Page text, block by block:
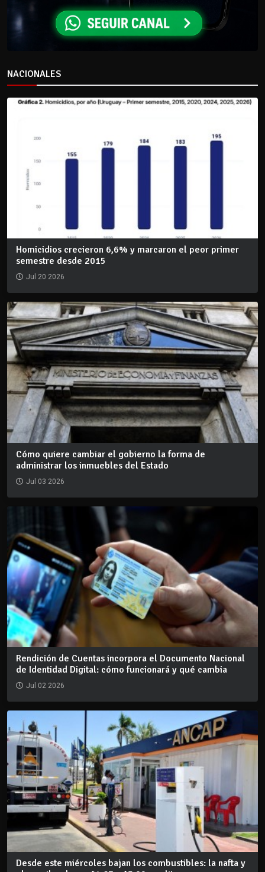
NACIONALES
Homicidios crecieron 6,6% y marcaron el peor primer
semestre desde 2015
Jul 20 2026
Cómo quiere cambiar el gobierno la forma de
administrar los inmuebles del Estado
Jul 03 2026
Rendición de Cuentas incorpora el Documento Nacional
de Identidad Digital: cómo funcionará y qué cambia
Jul 02 2026
Desde este miércoles bajan los combustibles: la nafta y